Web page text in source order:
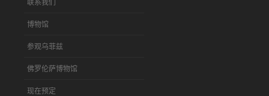
联系我们
博物馆
参观乌菲兹
佛罗伦萨博物馆
现在预定